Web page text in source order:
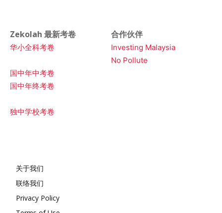
Zekolah 最新考卷
华小全科考卷
国中年中考卷
国中年终考卷
独中学校考卷
合作伙伴
Investing Malaysia
No Pollute
关于我们
联络我们
Privacy Policy